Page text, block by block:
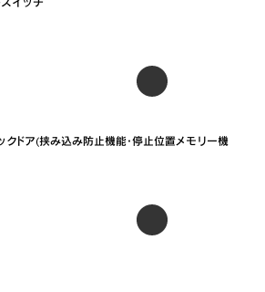
クドア(挟み込み防止機能・停止位置メモリー機